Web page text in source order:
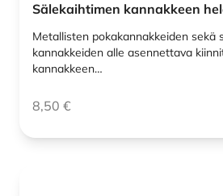
Sälekaihtimen kannakkeen
Metallisten pokakannakkeiden sekä
kannakkeiden alle asennettava
kannakkeen…
8,50 €